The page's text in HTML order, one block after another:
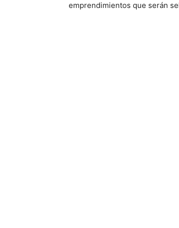
emprendimientos que serán